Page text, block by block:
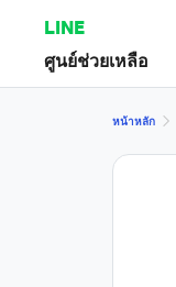
LINE
ศูนย์ช่วยเหลือ
หน้าหลัก